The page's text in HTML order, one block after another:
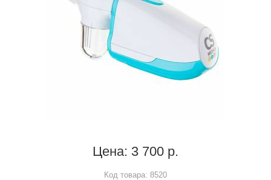
Цена: 3 700 р.
Код товара: 8520